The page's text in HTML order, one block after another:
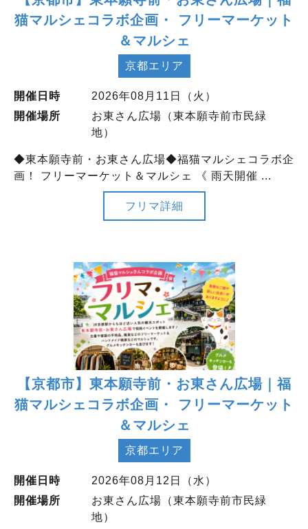
猫マルシェコラボ企画・ フリーマーケット
＆マルシェ
京都エリア
開催日時
2026年08月11日（火）
開催場所
お東さん広場（東本願寺前市民緑
地）
◆東本願寺前・お東さん広場◆福猫マルシェコラボ企
画！ フリーマーケット＆マルシェ 《 雨天開催 ...
フリマ詳細
【京都市】東本願寺前・お東さん広場｜福
猫マルシェコラボ企画・ フリーマーケット
＆マルシェ
京都エリア
開催日時
2026年08月12日（水）
開催場所
お東さん広場（東本願寺前市民緑
地）